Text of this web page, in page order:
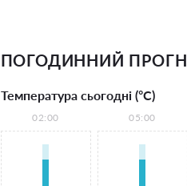
ПОГОДИННИЙ
Температура сьогодні (°С)
02:00 05:00